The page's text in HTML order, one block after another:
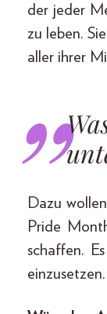
der jeder
zu leben.
aller ihrer
Dazu
Pride
schaffen.